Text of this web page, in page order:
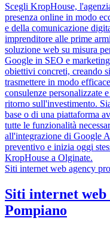
Scegli KropHouse,
presenza online in modo
e della comunicazione
imprenditore alle prime
soluzione web su misura
Google in SEO e
obiettivi concreti, creando
trasmettere in modo
consulenze personalizzate
ritorno sull'investimento.
base o di una piattaforma
tutte le funzionalità
all'integrazione di Google
preventivo e inizia oggi
KropHouse a Olginate.
Siti internet web agency
Siti internet web
Pompiano